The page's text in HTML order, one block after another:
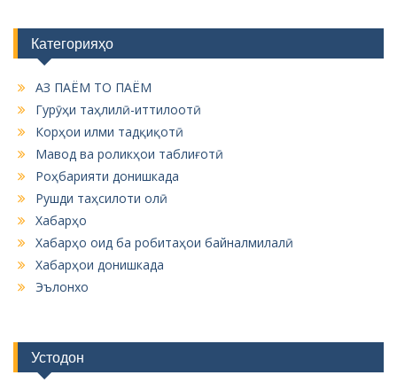
Категорияҳо
АЗ ПАЁМ ТО ПАЁМ
Гурӯҳи таҳлилӣ-иттилоотӣ
Корҳои илми тадқиқотӣ
Мавод ва роликҳои таблиғотӣ
Роҳбарияти донишкада
Рушди таҳсилоти олӣ
Хабарҳо
Хабарҳо оид ба робитаҳои байналмилалӣ
Хабарҳои донишкада
Эълонхо
Устодон